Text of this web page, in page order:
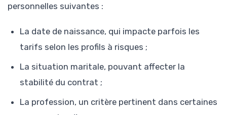
personnelles suivantes :
La date de naissance, qui impacte parfois les
tarifs selon les profils à risques ;
La situation maritale, pouvant affecter la
stabilité du contrat ;
La profession, un critère pertinent dans certaines